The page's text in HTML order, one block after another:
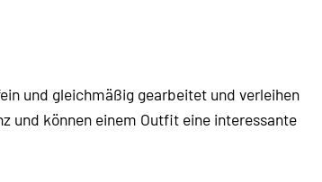
und gleichmäßig gearbeitet und verleihen
und können einem Outfit eine interessante